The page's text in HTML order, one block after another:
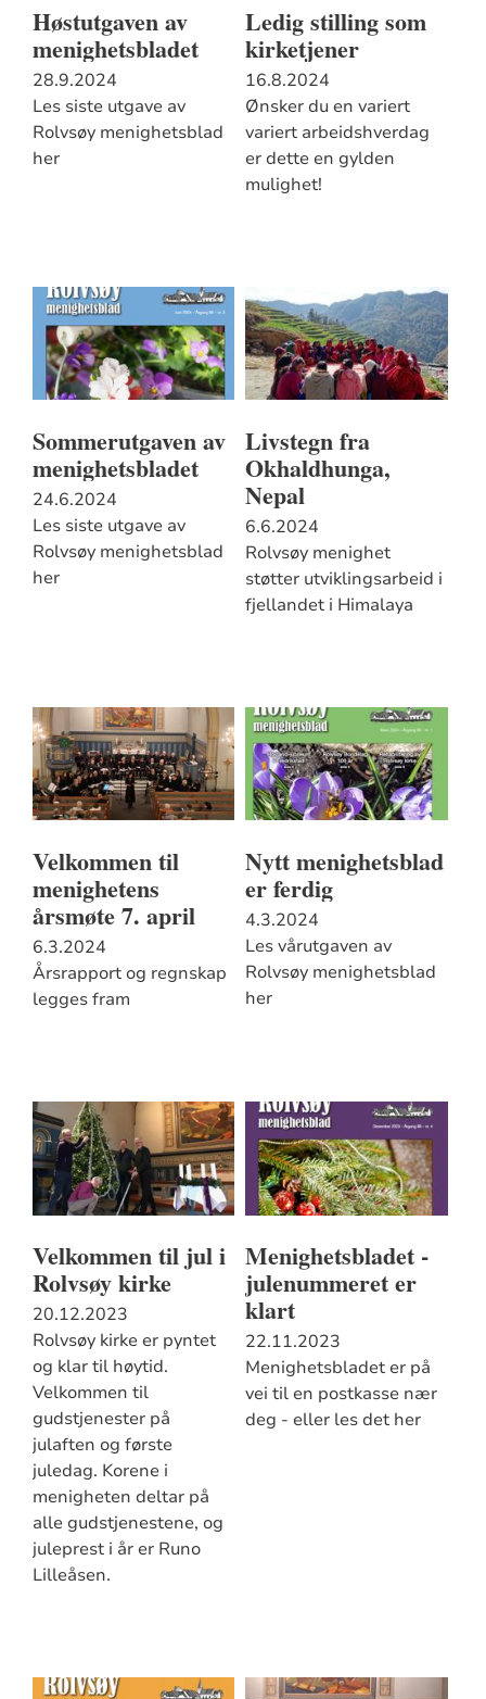
Høstutgaven av
menighetsbladet
28.9.2024
Les siste utgave av
Rolvsøy menighetsblad
her
Ledig stilling som
kirketjener
16.8.2024
Ønsker du en variert
variert arbeidshverdag
er dette en gylden
mulighet!
Sommerutgaven av
menighetsbladet
24.6.2024
Les siste utgave av
Rolvsøy menighetsblad
her
Livstegn fra
Okhaldhunga,
Nepal
6.6.2024
Rolvsøy menighet
støtter utviklingsarbeid i
fjellandet i Himalaya
Velkommen til
menighetens
årsmøte 7. april
6.3.2024
Årsrapport og regnskap
legges fram
Nytt menighetsblad
er ferdig
4.3.2024
Les vårutgaven av
Rolvsøy menighetsblad
her
Velkommen til jul i
Rolvsøy kirke
20.12.2023
Rolvsøy kirke er pyntet
og klar til høytid.
Velkommen til
gudstjenester på
julaften og første
juledag. Korene i
menigheten deltar på
alle gudstjenestene, og
juleprest i år er Runo
Lilleåsen.
Menighetsbladet -
julenummeret er
klart
22.11.2023
Menighetsbladet er på
vei til en postkasse nær
deg - eller les det her